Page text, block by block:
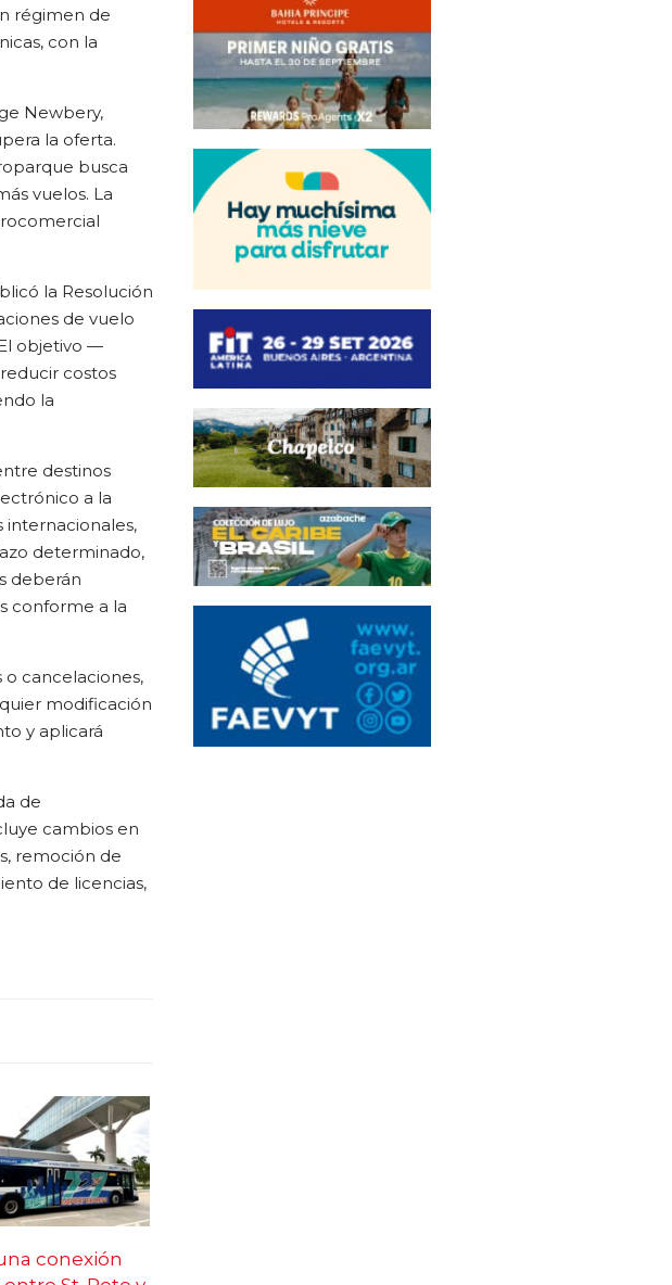
régimen de
con la
Newbery,
la oferta.
busca
vuelos. La
la Resolución
de vuelo
objetivo —
costos
la
destinos
a la
internacionales,
determinado,
deberán
conforme a la
cancelaciones,
modificación
y aplicará
de
cambios en
remoción de
de licencias,
conexión